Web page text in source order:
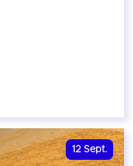
12 Sept.